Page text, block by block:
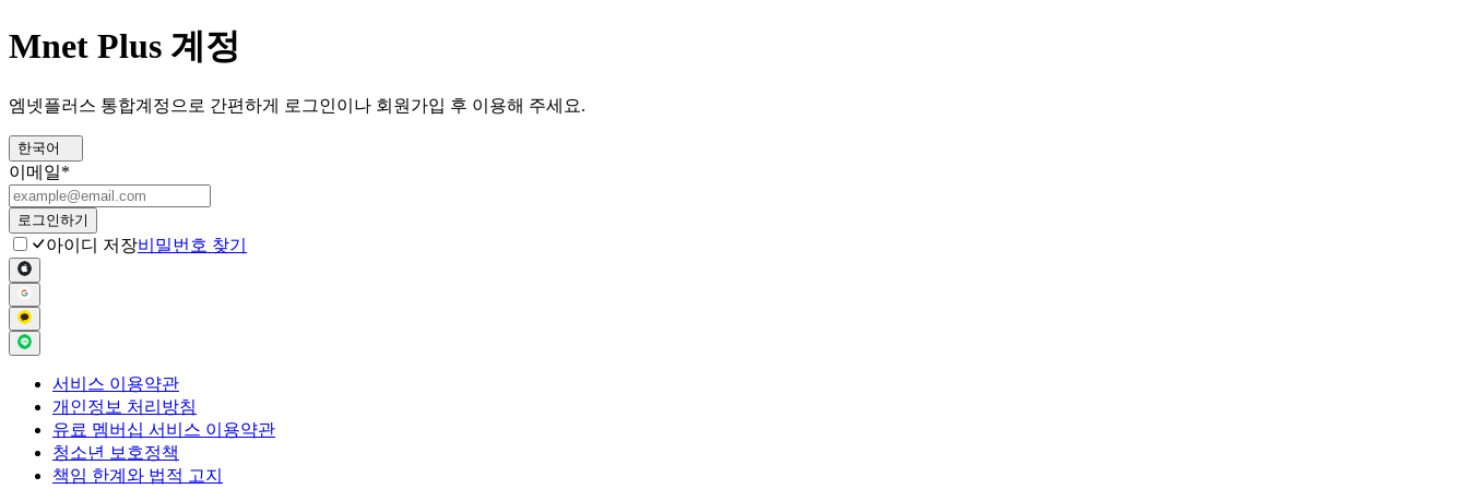
Mnet Plus 계정
엠넷플러스 통합계정으로 간편하게 로그인이나 회원가입 후 이용해 주세요.
한국어
이메일*
로그인하기
아이디 저장비밀번호 찾기
서비스 이용약관
개인정보 처리방침
유료 멤버십 서비스 이용약관
청소년 보호정책
책임 한계와 법적 고지